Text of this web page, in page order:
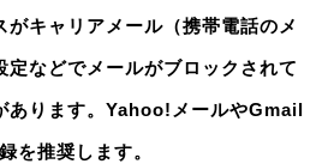
キャリアメール（携帯電話のメ
定などでメールがブロックされて
あります。Yahoo!メールやGmail
を推奨します。